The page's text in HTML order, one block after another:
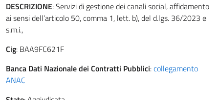
DESCRIZIONE: Servizi di gestione dei canali social, affidamento
ai sensi dell’articolo 50, comma 1, lett. b), del d.lgs. 36/2023 e
s.m.i.,
Cig: BAA9FC621F
Banca Dati Nazionale dei Contratti Pubblici:collegamento
ANAC